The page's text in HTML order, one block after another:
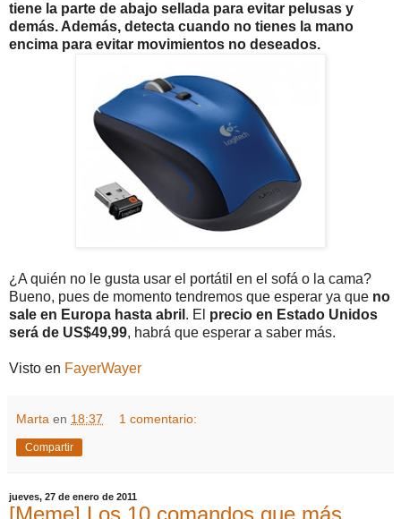
tiene la parte de abajo sellada para evitar pelusas y
demás. Además, detecta cuando no tienes la mano
encima para evitar movimientos no deseados.
¿A quién no le gusta usar el portátil en el sofá o la cama?
Bueno, pues de momento tendremos que esperar ya que no
sale en Europa hasta abril . El precio en Estado Unidos
será de US$49,99, habrá que esperar a saber más.
Visto en FayerWayer
Marta en 18:37 1 comentario:
Compartir
jueves, 27 de enero de 2011